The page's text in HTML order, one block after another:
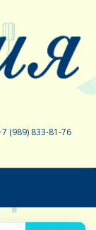
(989) 833-81-76